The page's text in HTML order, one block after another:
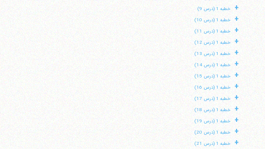
+ خطبه 1 (درس 9)
+ خطبه 1 (درس 10)
+ خطبه 1 (درس 11)
+ خطبه 1 (درس 12)
+ خطبه 1 (درس 13)
+ خطبه 1 (درس 14)
+ خطبه 1 (درس 15)
+ خطبه 1 (درس 16)
+ خطبه 1 (درس 17)
+ خطبه 1 (درس 18)
+ خطبه 1 (درس 19)
+ خطبه 1 (درس 20)
+ خطبه 1 (درس 21)